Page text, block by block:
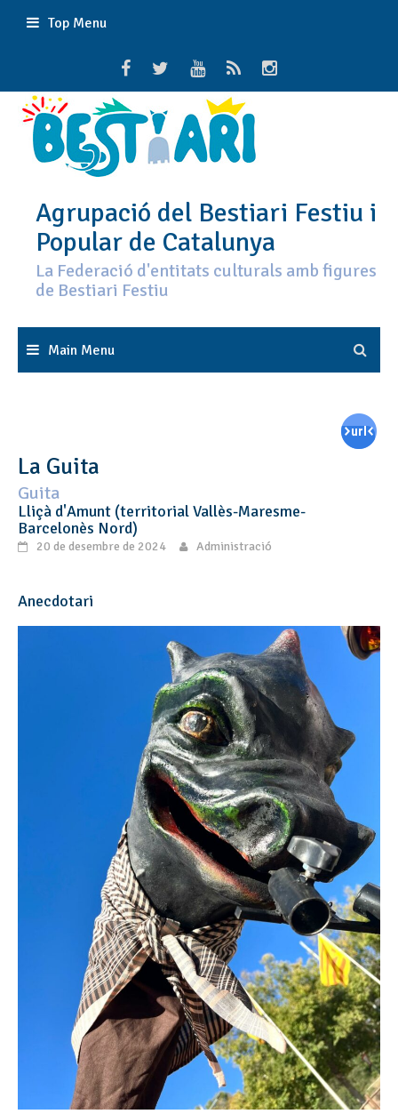
Top Menu
Agrupació del Bestiari Festiu i
Popular de Catalunya
La Federació d'entitats culturals amb figures
de Bestiari Festiu
Main Menu
La Guita
Guita
Lliçà d'Amunt (territorial Vallès-Maresme-
Barcelonès Nord)
20 de desembre de 2024 Administració
Anecdotari